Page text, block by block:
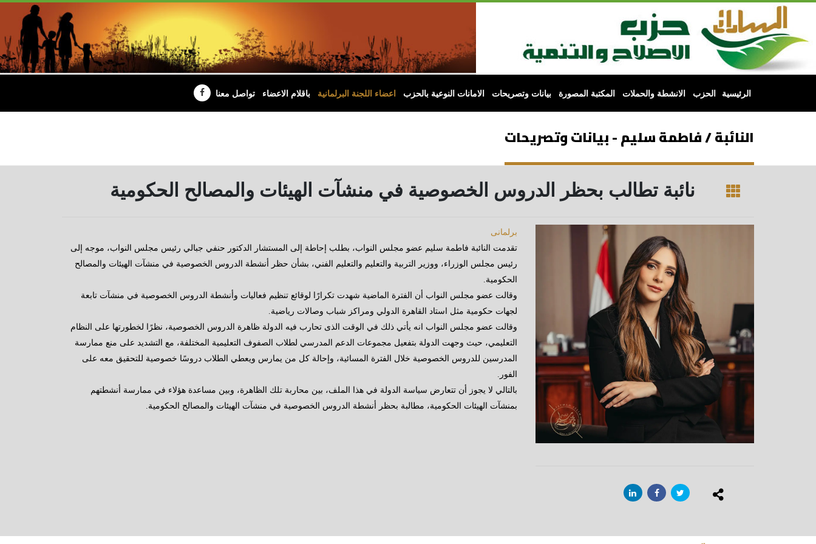
الرئيسية الحزب الانشطة والحملات المكتبة المصورة بيانات وتصريحات الامانات النوعية بالحزب اعضاء اللجنة البرلمانية باقلام الاعضاء تواصل معنا
النائبة / فاطمة سليم - بيانات وتصريحات
نائبة تطالب بحظر الدروس الخصوصية في منشآت الهيئات والمصالح الحكومية
برلمانى
تقدمت النائبة فاطمة سليم عضو مجلس النواب، بطلب إحاطة إلى المستشار الدكتور حنفي جبالي رئيس مجلس النواب، موجه إلى
رئيس مجلس الوزراء، ووزير التربية والتعليم والتعليم الفني، بشأن حظر أنشطة الدروس الخصوصية في منشآت الهيئات والمصالح
الحكومية.
وقالت عضو مجلس النواب أن الفترة الماضية شهدت تكرارًا لوقائع تنظيم فعاليات وأنشطة الدروس الخصوصية في منشآت تابعة
لجهات حكومية مثل استاد القاهرة الدولي ومراكز شباب وصالات رياضية.
وقالت عضو مجلس النواب انه يأتي ذلك في الوقت الذى تحارب فيه الدولة ظاهرة الدروس الخصوصية، نظرًا لخطورتها على النظام
التعليمي، حيث وجهت الدولة بتفعيل مجموعات الدعم المدرسي لطلاب الصفوف التعليمية المختلفة، مع التشديد على منع ممارسة
المدرسين للدروس الخصوصية خلال الفترة المسائية، وإحالة كل من يمارس ويعطي الطلاب دروسًا خصوصية للتحقيق معه على
الفور.
بالتالي لا يجوز أن تتعارض سياسة الدولة في هذا الملف، بين محاربة تلك الظاهرة، وبين مساعدة هؤلاء في ممارسة أنشطتهم
بمنشآت الهيئات الحكومية، مطالبة بحظر أنشطة الدروس الخصوصية في منشآت الهيئات والمصالح الحكومية.